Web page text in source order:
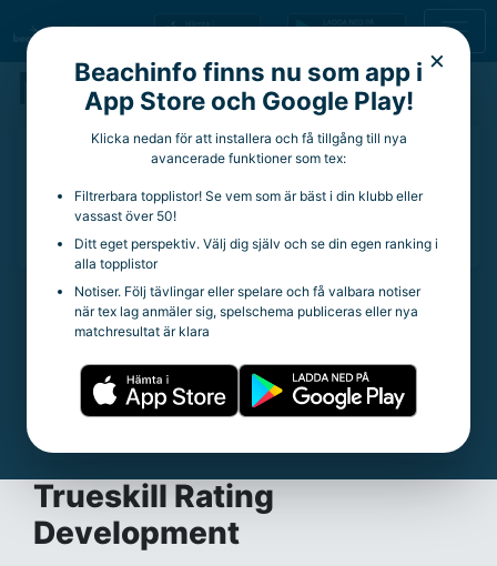
×
Beachinfo finns nu som app i
App Store och Google Play!
Klicka nedan för att installera och få tillgång till nya
avancerade funktioner som tex:
Filtrerbara topplistor! Se vem som är bäst i din klubb eller
vassast över 50!
Ditt eget perspektiv. Välj dig själv och se din egen ranking i
alla topplistor
Notiser. Följ tävlingar eller spelare och få valbara notiser
när tex lag anmäler sig, spelschema publiceras eller nya
matchresultat är klara
Martin Appelgren
Aktuella rankingpoäng:
Totala rankingpoäng:25 343
Statistik
Trueskill Rating:35.64
Spelade matcher:229
Vinstprocent:79.48%
Trueskill Rating
Development